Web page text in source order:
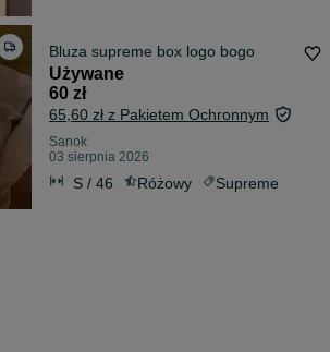
Bluza supreme box logo bogo
Używane
60 zł
65,60 zł z Pakietem Ochronnym
Sanok
03 sierpnia 2026
S / 46 Różowy Supreme